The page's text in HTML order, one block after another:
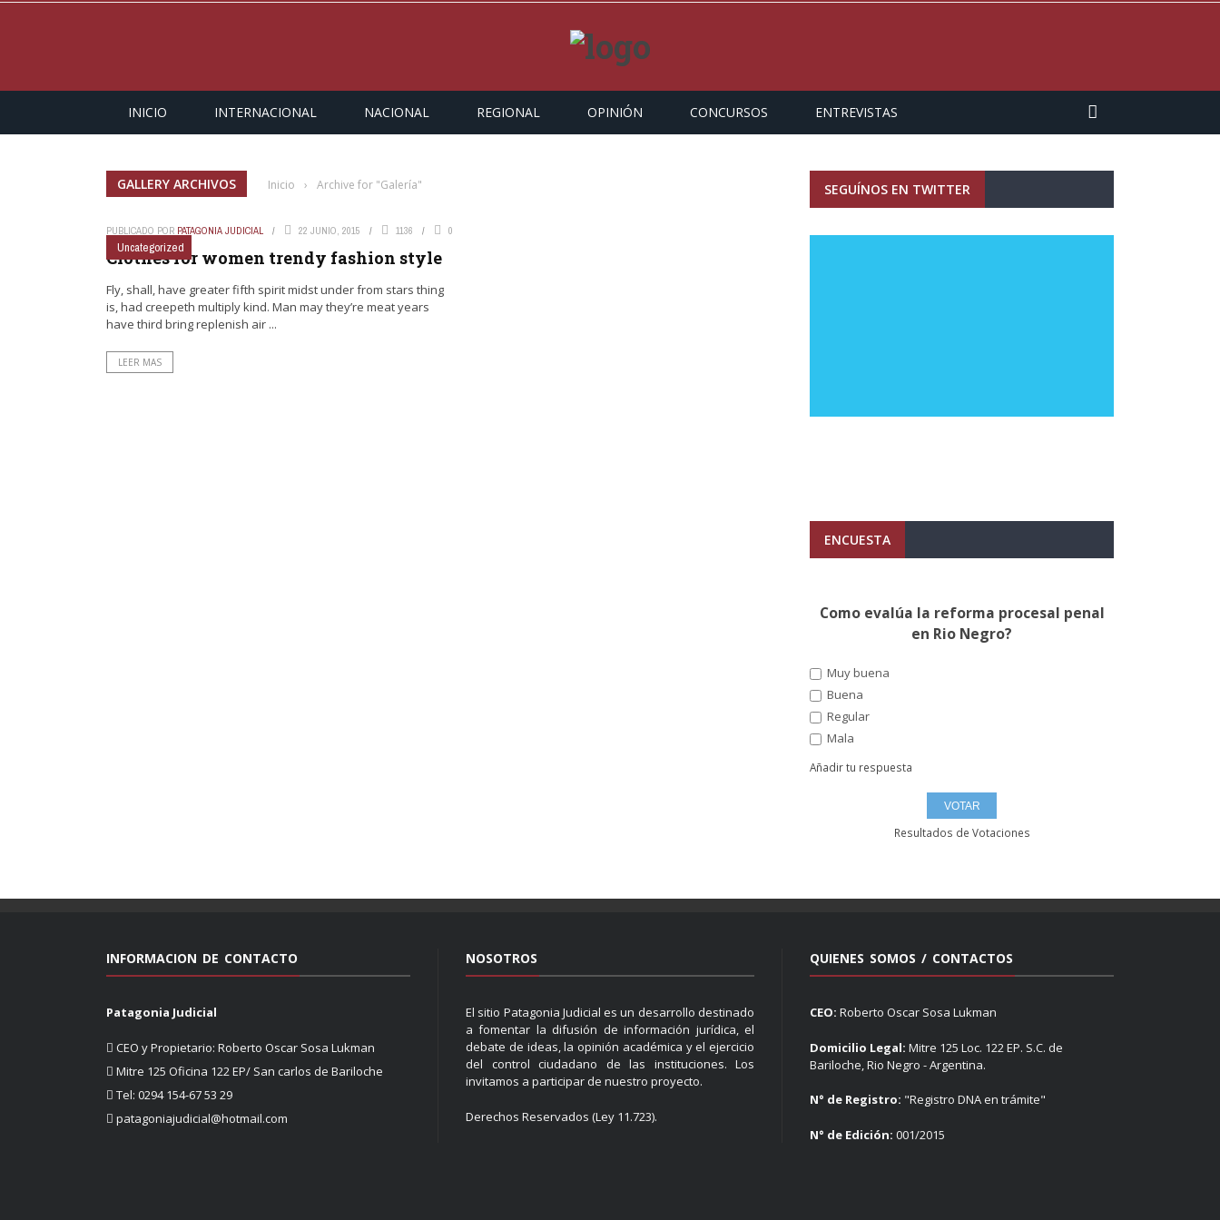
INICIO INTERNACIONAL NACIONAL REGIONAL OPINIÓN CONCURSOS ENTREVISTAS
GALLERY ARCHIVOS Inicio › Archive for "Galería"
9.2
Uncategorized
PUBLICADO POR PATAGONIA JUDICIAL 22 JUNIO, 2015 1136 0
Clothes for women trendy fashion style
Fly, shall, have greater fifth spirit midst under from stars thing
is, had creepeth multiply kind. Man may they’re meat years
have third bring replenish air ...
LEER MAS
SEGUÍNOS EN TWITTER
ENCUESTA
Como evalúa la reforma procesal penal
en Rio Negro?
Muy buena
Buena
Regular
Mala
Añadir tu respuesta
Resultados de Votaciones
INFORMACION DE CONTACTO
Patagonia Judicial
CEO y Propietario: Roberto Oscar Sosa Lukman
Mitre 125 Oficina 122 EP/ San carlos de Bariloche
Tel: 0294 154-67 53 29
patagoniajudicial@hotmail.com
NOSOTROS
El sitio Patagonia Judicial es un desarrollo destinado
a fomentar la difusión de información jurídica, el
debate de ideas, la opinión académica y el ejercicio
del control ciudadano de las instituciones. Los
invitamos a participar de nuestro proyecto.
Derechos Reservados (Ley 11.723).
QUIENES SOMOS / CONTACTOS
CEO: Roberto Oscar Sosa Lukman
Domicilio Legal: Mitre 125 Loc. 122 EP. S.C. de
Bariloche, Rio Negro - Argentina.
N° de Registro: "Registro DNA en trámite"
N° de Edición: 001/2015